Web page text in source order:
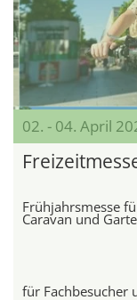
02. - 04. April
Frühjahrsmesse
Caravan und
für Fachbesucher